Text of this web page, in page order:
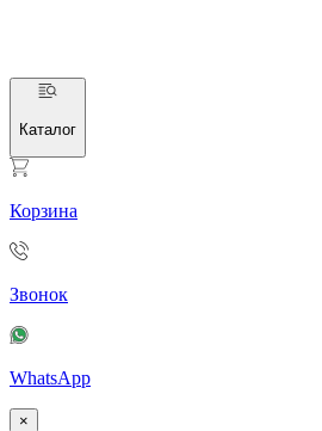
Каталог
Корзина
Звонок
WhatsApp
×